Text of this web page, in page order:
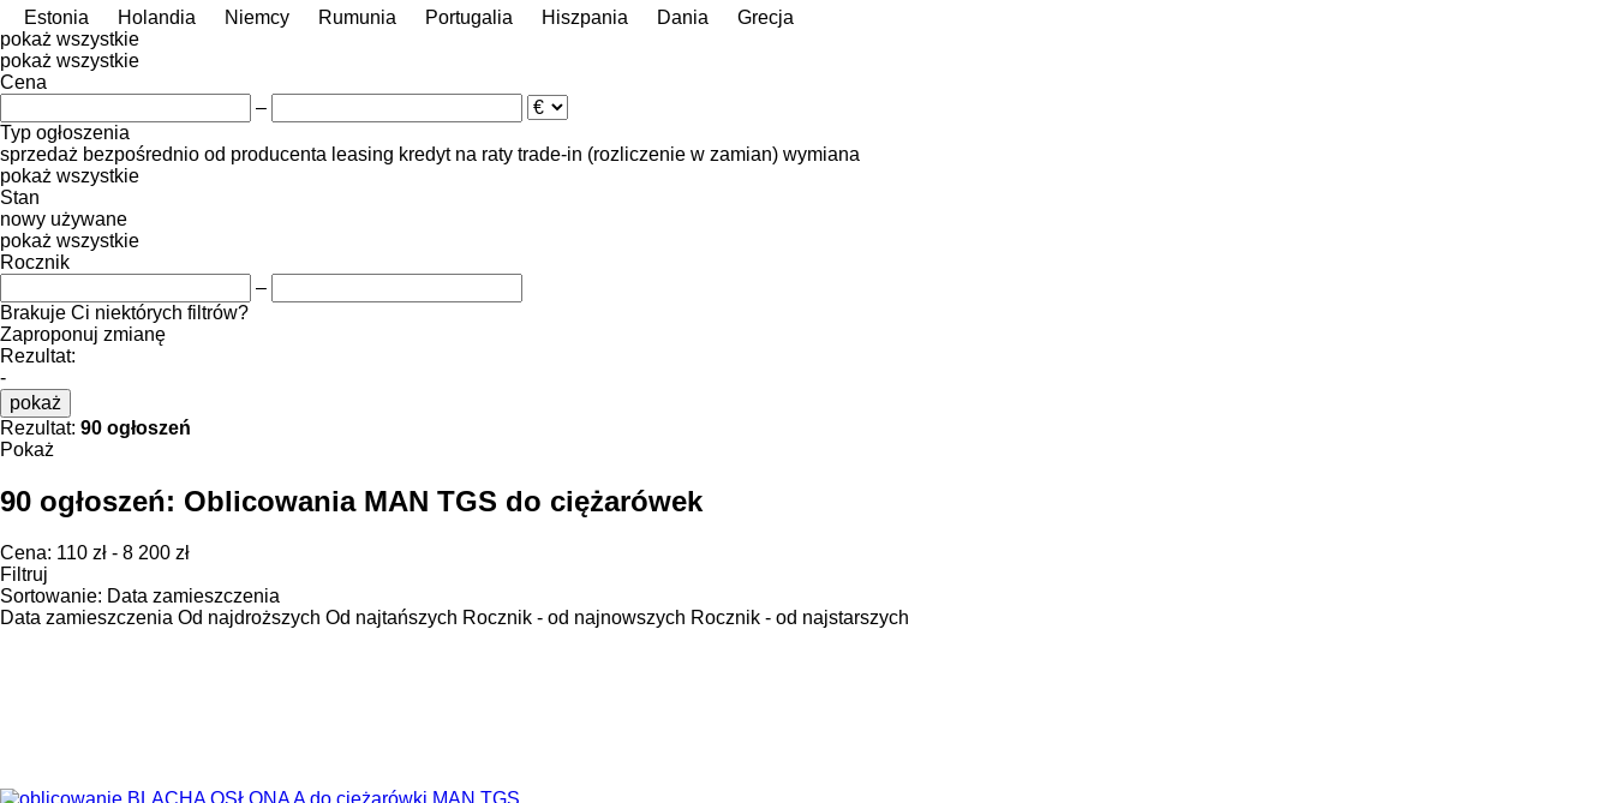
Estonia
Holandia Niemcy Rumunia Portugalia Hiszpania Dania
Grecja
pokaż wszystkie
pokaż wszystkie
Cena
–
Typ ogłoszenia
sprzedaż bezpośrednio od producenta leasing kredyt na raty trade-in (rozliczenie w zamian) wymiana
pokaż wszystkie
Stan
nowy używane
pokaż wszystkie
Rocznik
–
Brakuje Ci niektórych filtrów?
Zaproponuj zmianę
Rezultat:
-
pokaż
Rezultat: 90 ogłoszeń
Pokaż
90 ogłoszeń: Oblicowania MAN TGS do ciężarówek
Cena: 110 zł - 8 200 zł
Filtruj
Sortowanie: Data zamieszczenia
Data zamieszczenia Od najdroższych Od najtańszych Rocznik - od najnowszych Rocznik - od najstarszych